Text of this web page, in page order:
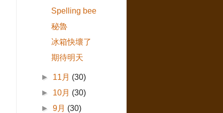
Spelling bee
秘魯
冰箱快壞了
期待明天
► 11月 (30)
► 10月 (30)
►9月 (30)